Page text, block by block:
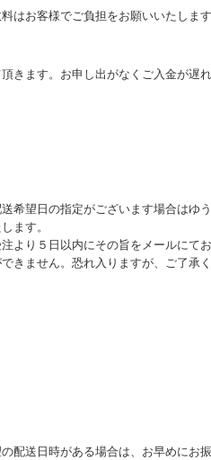
はお客様でご負担をお願いいたしま
きます。お申し出がなくご入金が遅
希望日の指定がございます場合はゆ
ます。
より５日以内にその旨をメールにてお
きません。恐れ入りますが、ご了承
配送日時がある場合は、お早めにお